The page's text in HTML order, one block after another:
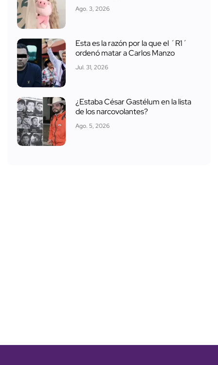
Ago. 3, 2026
Esta es la razón por la que el ´R1´
ordenó matar a Carlos Manzo
Jul. 31, 2026
¿Estaba César Gastélum en la lista
de los narcovolantes?
Ago. 5, 2026